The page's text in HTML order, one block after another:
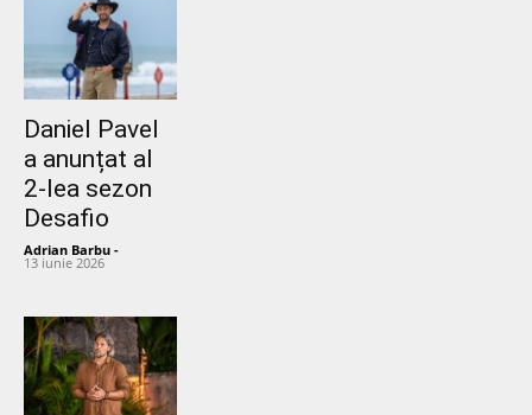
Daniel Pavel
a anunțat al
2-lea sezon
Desafio
Adrian Barbu -
13 iunie 2026